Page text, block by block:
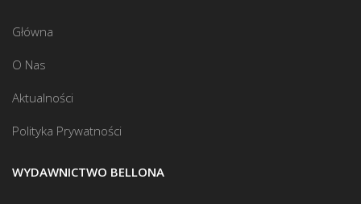
Główna
O Nas
Aktualności
Polityka Prywatności
WYDAWNICTWO BELLONA